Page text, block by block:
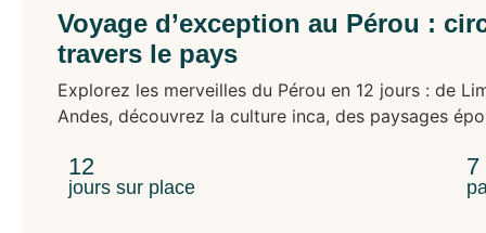
Voyage d’exception au Pérou :
travers le pays
Explorez les merveilles du Pérou en 12 jours : de
Andes, découvrez la culture inca, des paysages
12
jours sur place